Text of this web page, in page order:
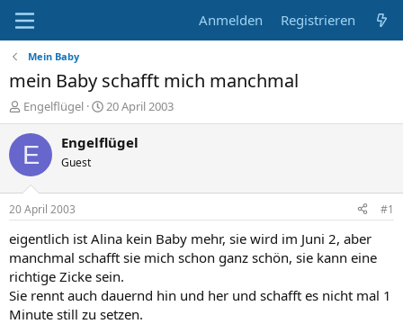
Anmelden Registrieren
Mein Baby
mein Baby schafft mich manchmal
E
r
s
e
r
Engelflügel
E
r
s
t
a
m
20 April 2003
E Engelflügel
Guest
20 April 2003 #1
eigentlich ist Alina kein Baby mehr, sie wird im Juni 2, aber
manchmal schafft sie mich schon ganz schön, sie kann eine
richtige Zicke sein.
Sie rennt auch dauernd hin und her und schafft es nicht mal 1
Minute still zu setzen.